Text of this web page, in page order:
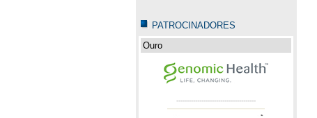
PATROCINADORES
Ouro
--------------------------------------